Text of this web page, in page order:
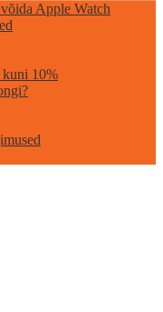
Apple Watch
kuni 10%